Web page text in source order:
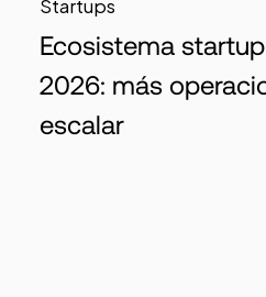
Startups
Ecosistema
2026: más
escalar